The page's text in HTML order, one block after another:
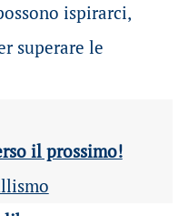
ispirarci,
superare le
il prossimo!